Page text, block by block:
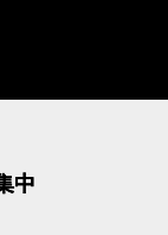
中